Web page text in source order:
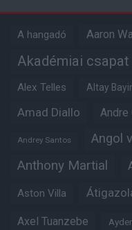
A hangadó Aaron
Akadémiai csapat
Alex Telles Altay
Amad Diallo Andre
Andrey Santos Angol
Anthony Martial
Aston Villa
Axel Tuanzebe